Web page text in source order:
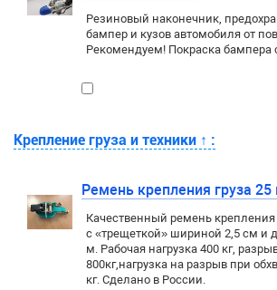
Резиновый наконечник,
бампер и кузов автомобиля от
Рекомендуем! Покраска бампера
Крепление груза и техники ↑ :
Ремень крепления груза
Качественный ремень крепления
с «трещеткой» шириной 2,5 см и
м. Рабочая нагрузка 400 кг,
800кг,нагрузка на разрыв при
кг. Сделано в России.